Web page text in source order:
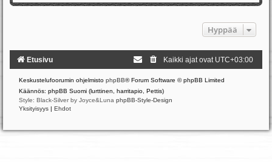
Hyppää
Etusivu Kaikki ajat ovat UTC+03:00
Keskustelufoorumin ohjelmisto phpBB® Forum Software © phpBB Limited
Käännös: phpBB Suomi (lurttinen, harritapio, Pettis)
Style: Black-Silver by Joyce&Luna phpBB-Style-Design
Yksityisyys | Ehdot